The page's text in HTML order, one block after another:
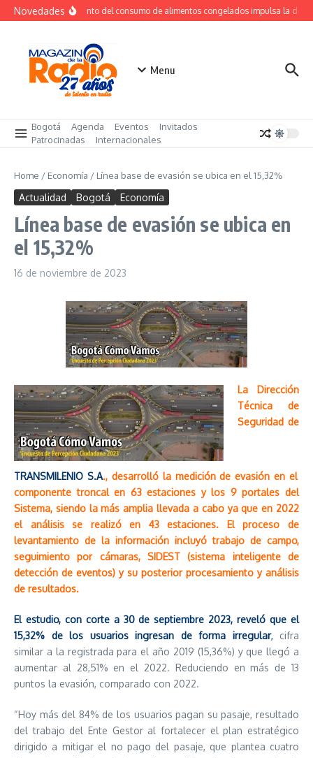
Saltar al contenido
NovedadesCrecimiento del consumo de alimentos congelados impulsa la
Menu
Bogotá Agenda Eventos
Invitados
Patrocinadas
Internacionales
Home / Economía / Línea base de evasión se ubica en el 15,32%
Actualidad Bogotá Economía
Línea base de evasión se ubica en
el 15,32%
16 de noviembre de 2023
La Dirección
Técnica de
Seguridad de
TRANSMILENIO S.A., desarrolló la medición de evasión en el
componente troncal en 63 estaciones y los 9 portales del
Sistema, siendo la más amplia llevada a cabo ya que en 2022
el análisis se realizó en 43 estaciones. El proceso de
levantamiento de la información incluyó trabajo de campo,
seguimiento por cámaras, SIDEST (sistema inteligente de
detección de eventos) y su posterior procesamiento y análisis
de resultados.
El estudio, con corte a 30 de septiembre 2023, reveló que el
15,32% de los usuarios ingresan de forma irregular, cifra
similar a la registrada para el año 2019 (15,36%) y que llegó a
aumentar al 28,51% en el 2022. Reduciendo en más de 13
puntos la evasión, comparado con 2022.
“Hoy más del 84% de los usuarios pagan su pasaje, resultado
del trabajo del Ente Gestor al fortalecer el plan estratégico
dirigido a mitigar el no pago del pasaje, que plantea cuatro